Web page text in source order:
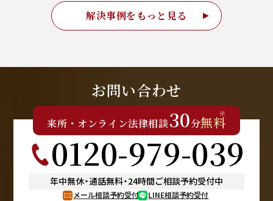
解決事例をもっと見る
お問い合わせ
来所 ・ オンライン法律相談30分無料
※
0120-979-039
年中無休・通話無料・24時間ご相談予約受付中
メール相談予約受付 LINE相談予約受付